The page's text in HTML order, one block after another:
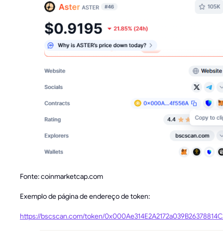
Fonte: coinmarketcap.com
Exemplo de página de endereço de token:
https://bscscan.com/token/